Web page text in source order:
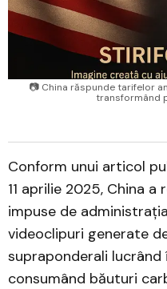
📷 China răspunde tarifelor
transformând
Conform unui articol
11 aprilie 2025, China
impuse de
videoclipuri generate
supraponderali
consumând băuturi